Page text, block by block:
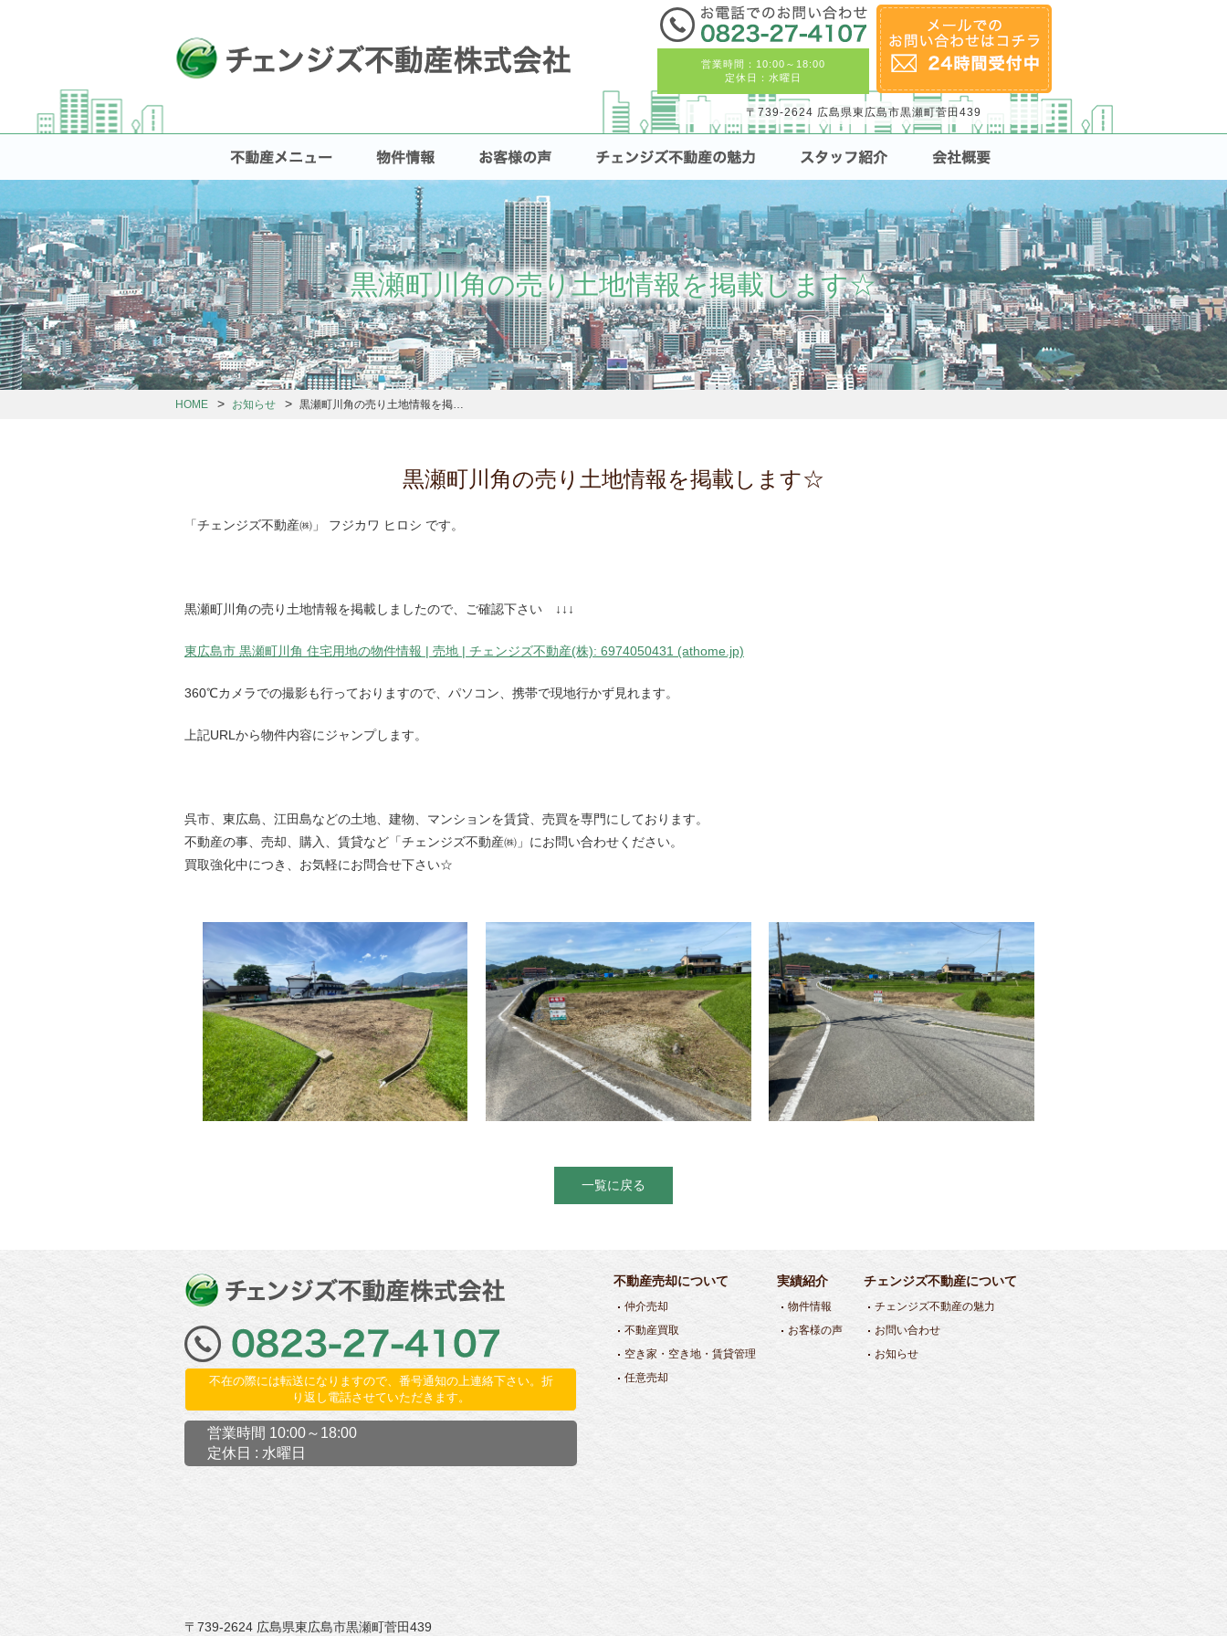
営業時間：10:00～18:00
定休日：水曜日
〒739-2624 広島県東広島市黒瀬町菅田439
黒瀬町川角の売り土地情報を掲載します☆
HOME お知らせ 黒瀬町川角の売り土地情報を掲…
黒瀬町川角の売り土地情報を掲載します☆
「チェンジズ不動産㈱」 フジカワ ヒロシ です。
黒瀬町川角の売り土地情報を掲載しましたので、ご確認下さい ↓↓↓
東広島市 黒瀬町川角 住宅用地の物件情報 | 売地 | チェンジズ不動産(株): 6974050431 (athome.jp)
360℃カメラでの撮影も行っておりますので、パソコン、携帯で現地行かず見れます。
上記URLから物件内容にジャンプします。
呉市、東広島、江田島などの土地、建物、マンションを賃貸、売買を専門にしております。
不動産の事、売却、購入、賃貸など「チェンジズ不動産㈱」にお問い合わせください。
買取強化中につき、お気軽にお問合せ下さい☆
一覧に戻る
不在の際には転送になりますので、番号通知の上連絡下さい。折
り返し電話させていただきます。
営業時間 10:00～18:00
定休日 : 水曜日
〒739-2624 広島県東広島市黒瀬町菅田439
不動産売却について
仲介売却
不動産買取
空き家・空き地・賃貸管理
任意売却
実績紹介
物件情報
お客様の声
チェンジズ不動産について
チェンジズ不動産の魅力
お問い合わせ
お知らせ